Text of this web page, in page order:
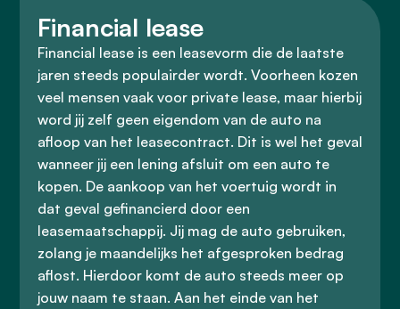
Financial lease
Financial lease is een leasevorm die de laatste
jaren steeds populairder wordt. Voorheen kozen
veel mensen vaak voor private lease, maar hierbij
word jij zelf geen eigendom van de auto na
afloop van het leasecontract. Dit is wel het geval
wanneer jij een lening afsluit om een auto te
kopen. De aankoop van het voertuig wordt in
dat geval gefinancierd door een
leasemaatschappij. Jij mag de auto gebruiken,
zolang je maandelijks het afgesproken bedrag
aflost. Hierdoor komt de auto steeds meer op
jouw naam te staan. Aan het einde van het